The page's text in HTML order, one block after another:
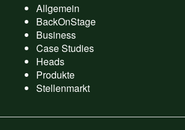
Allgemein
BackOnStage
Business
Case Studies
Heads
Produkte
Stellenmarkt